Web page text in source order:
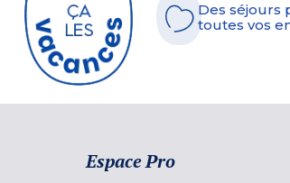
Des séjours
toutes vos
Espace Pro